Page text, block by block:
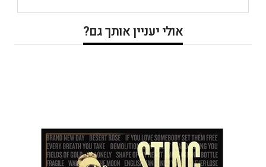
אולי יעניין אותך גם?